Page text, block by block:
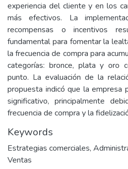
experiencia del cliente y en los
más efectivos. La
recompensas o incentivos
fundamental para fomentar la
la frecuencia de compra para
categorías: bronce, plata y oro
punto. La evaluación de la
propuesta indicó que la empresa
significativo, principalmente
frecuencia de compra y la
Keywords
Estrategias comerciales,
Ventas